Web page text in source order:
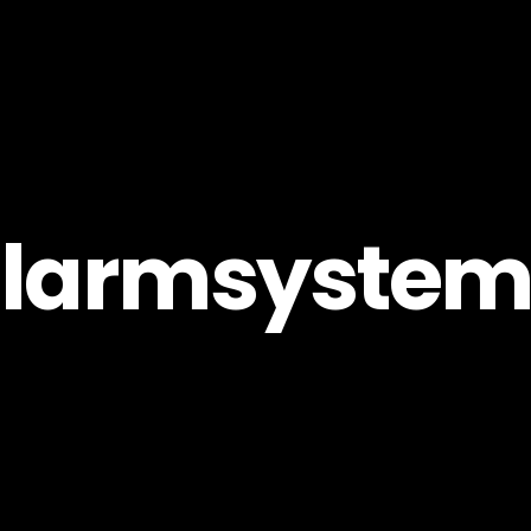
larmsystem